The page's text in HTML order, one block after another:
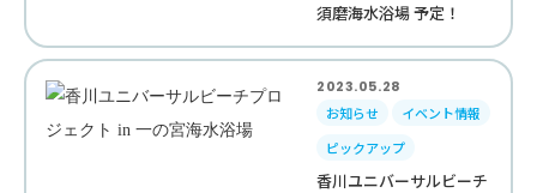
須磨海水浴場 予定！
2023.05.28
お知らせ
イベント情報
ピックアップ
香川ユニバーサルビーチ